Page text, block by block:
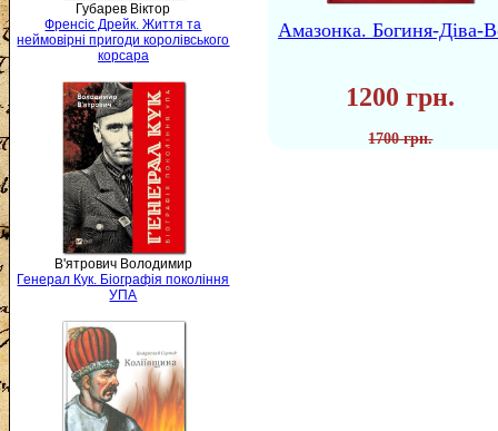
Губарев Віктор
Френсіс Дрейк. Життя та
неймовірні пригоди королівського
корсара
В'ятрович Володимир
Генерал Кук. Біографія покоління
УПА
Амазонка. Богиня-Діва-
1200 грн.
1700 грн.